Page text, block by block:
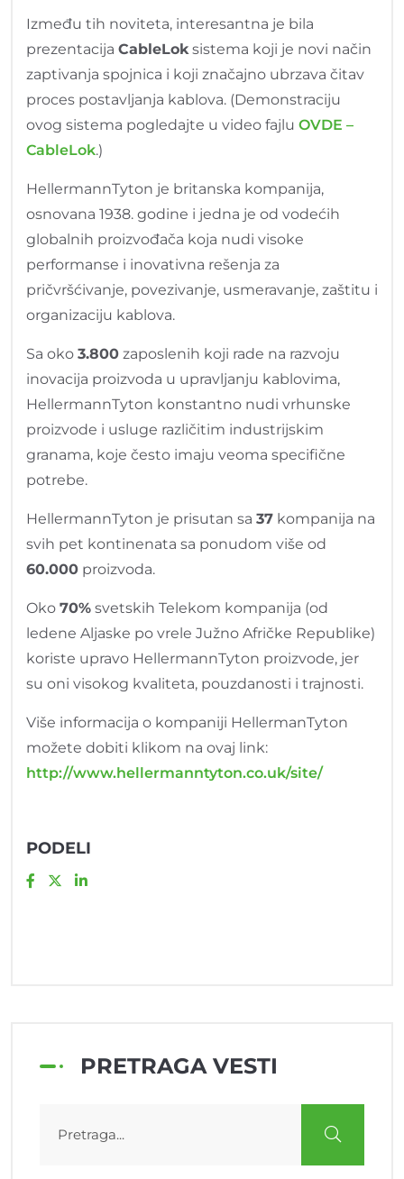
Između tih noviteta, interesantna je bila
prezentacija CableLoksistema koji je novi način
zaptivanja spojnica i koji značajno ubrzava čitav
proces postavljanja kablova. (Demonstraciju
ovog sistema pogledajte u video fajlu OVDE –
CableLok.)
HellermannTyton je britanska kompanija,
osnovana 1938. godine i jedna je od vodećih
globalnih proizvođača koja nudi visoke
performanse i inovativna rešenja za
pričvršćivanje, povezivanje, usmeravanje, zaštitu i
organizaciju kablova.
Sa oko 3.800 zaposlenih koji rade na razvoju
inovacija proizvoda u upravljanju kablovima,
HellermannTyton konstantno nudi vrhunske
proizvode i usluge različitim industrijskim
granama, koje često imaju veoma specifične
potrebe.
HellermannTyton je prisutan sa 37 kompanija na
svih pet kontinenata sa ponudom više od
60.000 proizvoda.
Oko 70% svetskih Telekom kompanija (od
ledene Aljaske po vrele Južno Afričke Republike)
koriste upravo HellermannTyton proizvode, jer
su oni visokog kvaliteta, pouzdanosti i trajnosti.
Više informacija o kompaniji HellermanTyton
možete dobiti klikom na ovaj link:
http://www.hellermanntyton.co.uk/site/
PODELI
PRETRAGA VESTI